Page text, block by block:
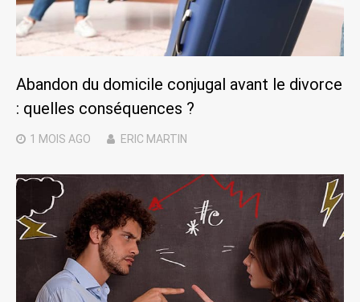
Abandon du domicile conjugal avant le divorce
: quelles conséquences ?
1 MOIS AGO ERIC MARTIN